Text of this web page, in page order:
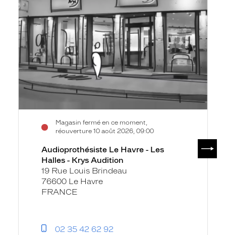
Le
Havre
-
Les
Halles
-
Krys
Audition
Magasin fermé en ce moment,
réouverture 10 août 2026, 09:00
fiche
Audioprothésiste Le Havre - Les
Halles - Krys Audition
19 Rue Louis Brindeau
76600 Le Havre
FRANCE
02 35 42 62 92